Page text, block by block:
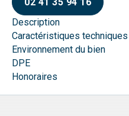
Description
Caractéristiques techniques
Environnement du bien
DPE
Honoraires